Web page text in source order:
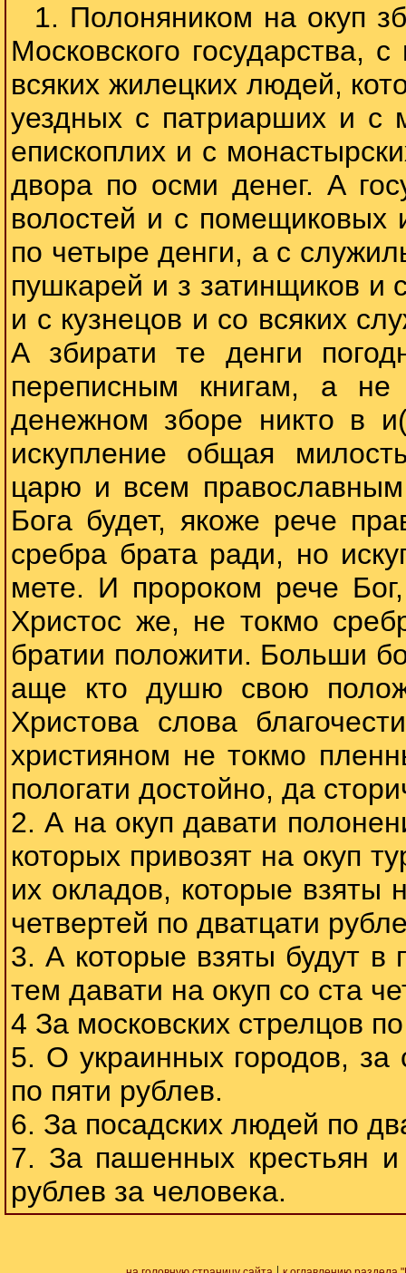
1. Полоняником на окуп
Московского государства,
всяких жилецких людей,
уездных с патриарших и с
епископлих и с
двора по осми денег. А
волостей и с помещиковых
по четыре денги, а с
пушкарей и з затинщиков и
и с кузнецов и со всяких
А збирати те денги
переписным книгам, а
денежном зборе никто в
искупление общая
царю и всем
Бога будет, якоже рече
сребра брата ради, но
мете. И пророком рече
Христос же, не токмо
братии положити. Больши
аще кто душю свою
Христова слова
християном не токмо
пологати достойно, да
2. А на окуп давати
которых привозят на окуп
их окладов, которые взяты
четвертей по дватцати
3. А которые взяты будут
тем давати на окуп со ста
4 За московских стрелцов
5. О украинных городов, за
по пяти рублев.
6. За посадских людей по
7. За пашенных крестьян и
рублев за человека.